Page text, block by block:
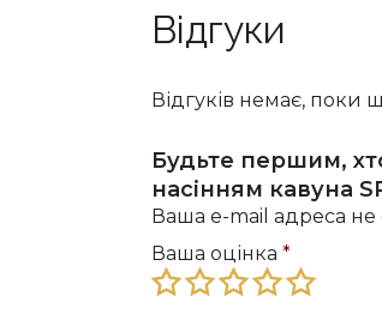
Відгуки
Відгуків немає, поки
Будьте першим,
насінням кавуна
Ваша e-mail адреса
Ваша оцінка *